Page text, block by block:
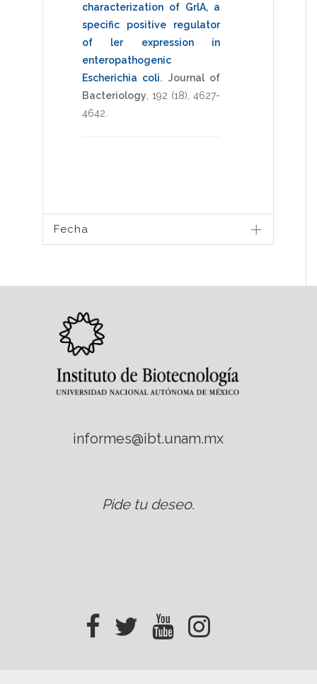
characterization of GrlA, a
specific positive regulator
of ler expression in
enteropathogenic
Escherichia coli. Journal of
Bacteriology 192 (18), 4627-
4642
Fecha
informes@ibt.unam.mx
Pide tu deseo.